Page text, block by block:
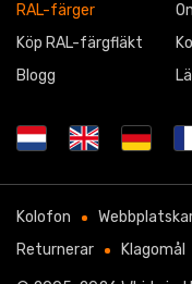
RAL-färger
Köp RAL-färgfläkt
Blogg
Kolofon
Returnerar
Klagomål